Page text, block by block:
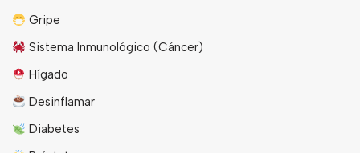
Gripe
Sistema Inmunológico (Cáncer)
Hígado
Desinflamar
Diabetes